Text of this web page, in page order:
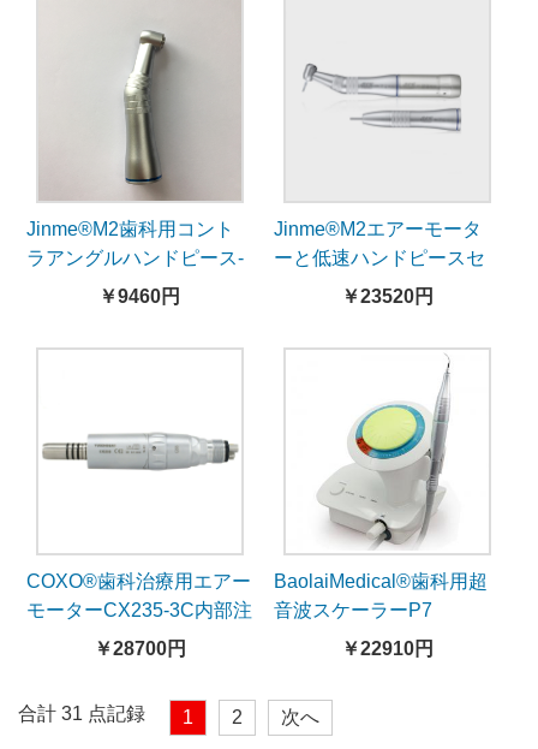
Jinme®M2歯科用コント
ラアングルハンドピース-
内部注水￥9460円
Jinme®M2エアーモータ
ーと低速ハンドピースセ
ット-内部注水
￥23520円
COXO®歯科治療用エアー
モーターCX235-3C内部注
水-ライト付き
￥28700円
BaolaiMedical®歯科用超
音波スケーラーP7
￥22910円
合計 31 点記録 1 2 次へ